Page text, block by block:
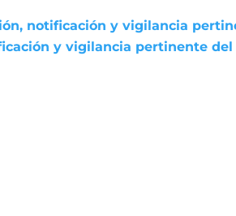
notificación y vigilancia
y vigilancia pertinente